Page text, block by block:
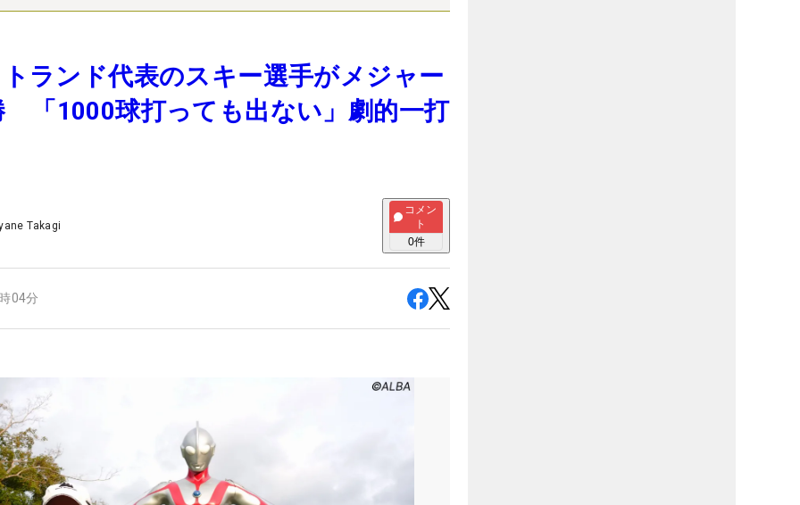
ランド代表のスキー選手がメジャー
「1000球打っても出ない」劇的一打
Takagi
コメン
ト
0件
04分